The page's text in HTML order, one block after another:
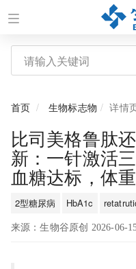
首页 生物标志物 详情
比司美格鲁肽
新：一针激活
血糖达标，体
2型糖尿病 HbA1c
来源：生物谷原创 2026-06-